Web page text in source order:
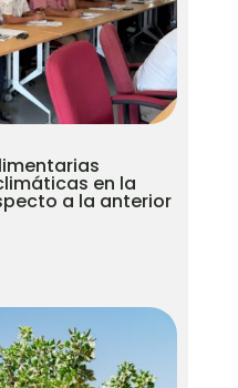
en la
a la anterior